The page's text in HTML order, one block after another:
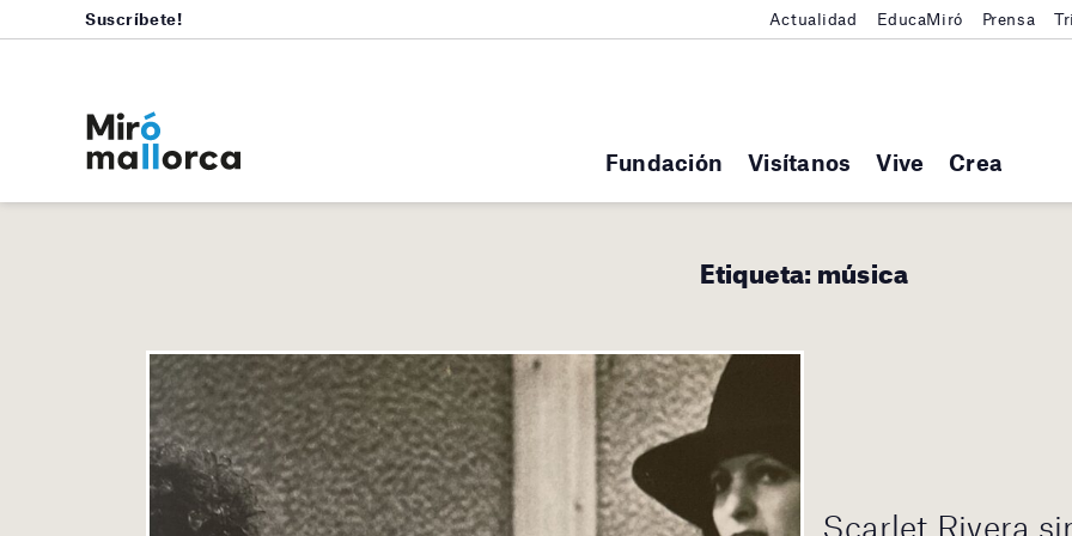
Fundación Visítanos Vive Crea
Suscríbete! Actualidad EducaMiró Prensa
Etiqueta: música
Scarlet Rivera